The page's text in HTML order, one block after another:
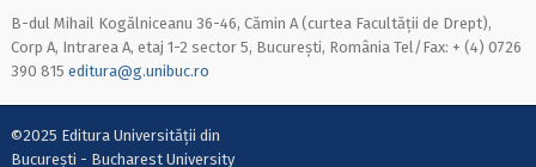
B-dul Mihail Kogălniceanu 36-46, Cămin A (curtea Facultății de Drept),
Corp A, Intrarea A, etaj 1-2 sector 5, București, România Tel/Fax: + (4) 0726
390 815 editura@g.unibuc.ro
©2025 Editura Universității din
București - Bucharest University